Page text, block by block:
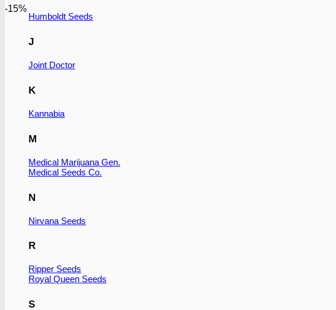
Humboldt Seeds
J
Joint Doctor
K
Kannabia
M
Medical Marijuana Gen.
Medical Seeds Co.
N
Nirvana Seeds
R
Ripper Seeds
Royal Queen Seeds
S
-15%